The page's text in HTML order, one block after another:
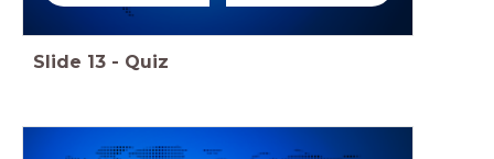
Slide 13 - Quiz